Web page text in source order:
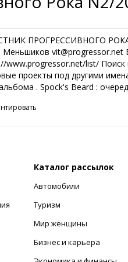
ВЕСТНИК ПРОГРЕССИВНОГО
Меньшиков
www.progressor.net/list/
проекты под другими
. Spock's Beard :
Каталог рассылок
Автомобили
Туризм
Мир женщины
Бизнес и карьера